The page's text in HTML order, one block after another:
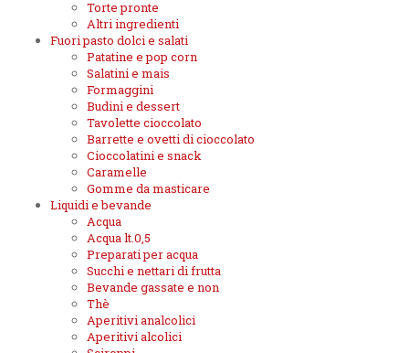
Torte pronte
Altri ingredienti
Fuori pasto dolci e salati
Patatine e pop corn
Salatini e mais
Formaggini
Budini e dessert
Tavolette cioccolato
Barrette e ovetti di cioccolato
Cioccolatini e snack
Caramelle
Gomme da masticare
Liquidi e bevande
Acqua
Acqua lt.0,5
Preparati per acqua
Succhi e nettari di frutta
Bevande gassate e non
Thè
Aperitivi analcolici
Aperitivi alcolici